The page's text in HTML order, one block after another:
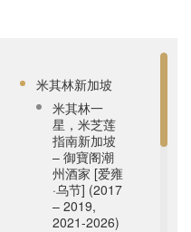
米其林新加坡
米其林一
星，米芝莲
指南新加坡
– 御寶阁潮
州酒家 [爱雍
·乌节] (2017
– 2019,
2021-2026)